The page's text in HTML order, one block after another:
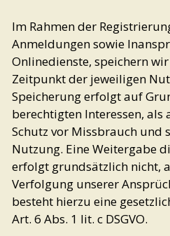
Im Rahmen der
Anmeldungen sowie
Onlinedienste, speichern
Zeitpunkt der jeweiligen
Speicherung erfolgt auf
berechtigten Interessen, als
Schutz vor Missbrauch und
Nutzung. Eine Weitergabe
erfolgt grundsätzlich nicht,
Verfolgung unserer
besteht hierzu eine
Art. 6 Abs. 1 lit. c DSGVO.